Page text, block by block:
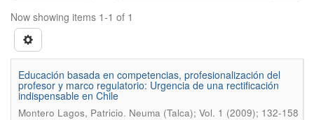
Now showing items 1-1 of 1
Educación basada en competencias, profesionalización del
profesor y marco regulatorio: Urgencia de una rectificación
indispensable en Chile
Montero Lagos, Patricio. Neuma (Talca); Vol. 1 (2009); 132-158